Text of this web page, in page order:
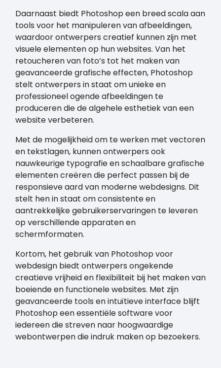
Daarnaast biedt Photoshop een breed scala aan
tools voor het manipuleren van afbeeldingen,
waardoor ontwerpers creatief kunnen zijn met
visuele elementen op hun websites. Van het
retoucheren van foto’s tot het maken van
geavanceerde grafische effecten, Photoshop
stelt ontwerpers in staat om unieke en
professioneel ogende afbeeldingen te
produceren die de algehele esthetiek van een
website verbeteren.
Met de mogelijkheid om te werken met vectoren
en tekstlagen, kunnen ontwerpers ook
nauwkeurige typografie en schaalbare grafische
elementen creëren die perfect passen bij de
responsieve aard van moderne webdesigns. Dit
stelt hen in staat om consistente en
aantrekkelijke gebruikerservaringen te leveren
op verschillende apparaten en
schermformaten.
Kortom, het gebruik van Photoshop voor
webdesign biedt ontwerpers ongekende
creatieve vrijheid en flexibiliteit bij het maken van
boeiende en functionele websites. Met zijn
geavanceerde tools en intuïtieve interface blijft
Photoshop een essentiële software voor
iedereen die streven naar hoogwaardige
webontwerpen die indruk maken op bezoekers.